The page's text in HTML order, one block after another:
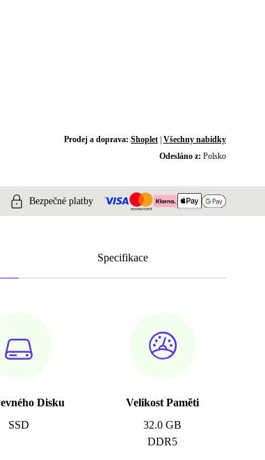
Prodej a doprava: Shoplet| Všechny nabídky
Odesláno z: Polsko
Bezpečné platby
Specifikace
Disku
SSD
Velikost Paměti
32.0 GB
DDR5